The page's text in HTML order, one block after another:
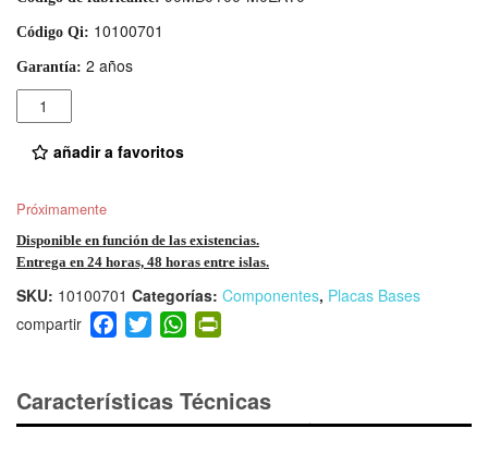
Código Qi: 10100701
Garantía: 2 años
Cantidad
añadir a favoritos
Próximamente
Disponible en función de las existencias.
Entrega en 24 horas, 48 horas entre islas.
SKU: 10100701 Categorías: Componentes, Placas Bases
F
a
e
b
T
wi
er
W
h
s
A
ri
e
Características Técnicas